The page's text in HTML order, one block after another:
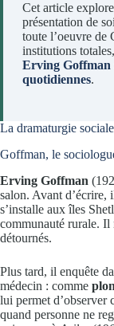
Cet article
présentation de
toute l’oeuvre de
institutions
Erving Goffman
quotidiennes.
La dramaturgie
Goffman, le
Erving Goffman
salon. Avant d’écrire,
s’installe aux îles
communauté rurale. Il
détournés.
Plus tard, il enquête
médecin : comme
lui permet d’observer
quand personne ne